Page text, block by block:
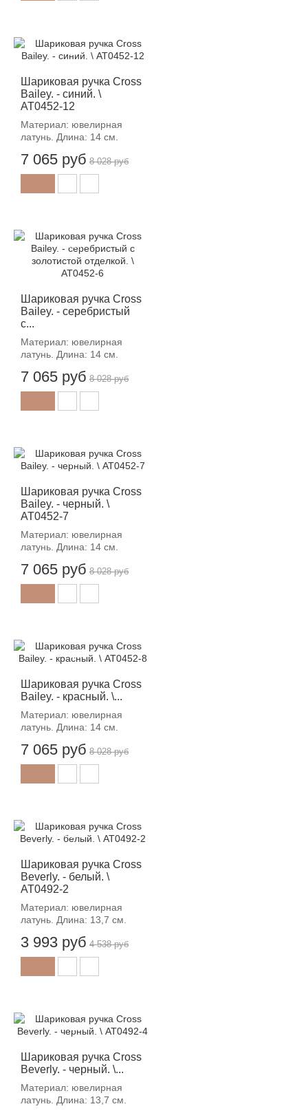
Шариковая ручка Cross
Bailey. - синий. \
AT0452-12
Материал: ювелирная
латунь. Длина: 14 см.
7 065 руб
-12%
8 028 руб
Шариковая ручка Cross
Bailey. - серебристый
с...
Материал: ювелирная
латунь. Длина: 14 см.
7 065 руб 8 028 руб
Шариковая ручка Cross
Bailey. - черный. \
AT0452-7
Материал: ювелирная
латунь. Длина: 14 см.
7 065 руб 8 028 руб
Шариковая ручка Cross
Bailey. - красный. \...
Материал: ювелирная
латунь. Длина: 14 см.
7 065 руб 8 028 руб
Шариковая ручка Cross
Beverly. - белый. \
AT0492-2
Материал: ювелирная
латунь. Длина: 13,7 см.
3 993 руб
-12%
4 538 руб
Шариковая ручка Cross
Beverly. - черный. \...
Материал: ювелирная
латунь. Длина: 13,7 см.